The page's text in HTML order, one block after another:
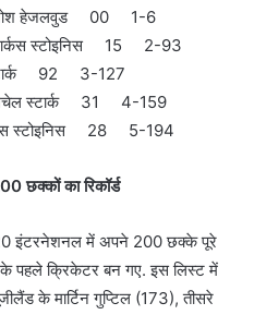
जोश हेजलवुड 00 1-6
स्टोइनिस 15 2-93
92 3-127
स्टार्क 31 4-159
स्टोइनिस 28 5-194
छक्कों का रिकॉर्ड
इंटरनेशनल में अपने 200 छक्के पूरे
के पहले क्रिकेटर बन गए. इस लिस्ट में
के मार्टिन गुप्टिल (173), तीसरे